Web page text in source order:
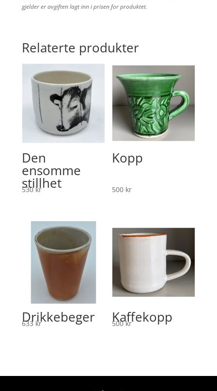
gjelder er avgiften lagt inn i prisen for produktet.
Relaterte produkter
Den
ensomme
stillhet
530kr
Kopp
500 kr
Drikkebeger
633 kr Kaffekopp
500kr